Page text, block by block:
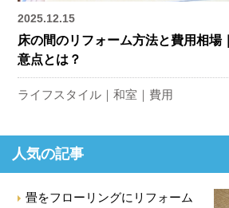
2025.12.15
床の間のリフォーム方法と費用相場
意点とは？
ライフスタイル 和室 費用
人気の記事
畳をフローリングにリフォーム